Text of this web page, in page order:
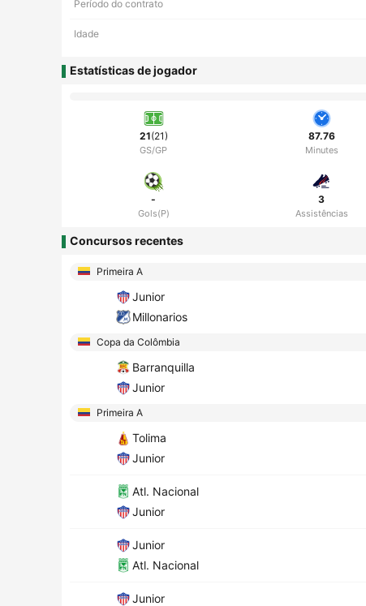
Período do contrato
Idade
Estatísticas de jogador
21(21)
GS/GP
87.76
Minutes
-
Gols(P)
3
Assistências
Concursos recentes
Primeira A
Junior
Millonarios
Copa da Colômbia
Barranquilla
Junior
Primeira A
Tolima
Junior
Atl. Nacional
Junior
Junior
Atl. Nacional
Junior